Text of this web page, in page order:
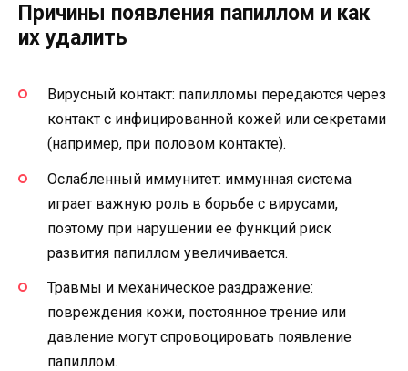
Причины появления папиллом и как
их удалить
Вирусный контакт: папилломы передаются через
контакт с инфицированной кожей или секретами
(например, при половом контакте).
Ослабленный иммунитет: иммунная система
играет важную роль в борьбе с вирусами,
поэтому при нарушении ее функций риск
развития папиллом увеличивается.
Травмы и механическое раздражение:
повреждения кожи, постоянное трение или
давление могут спровоцировать появление
папиллом.